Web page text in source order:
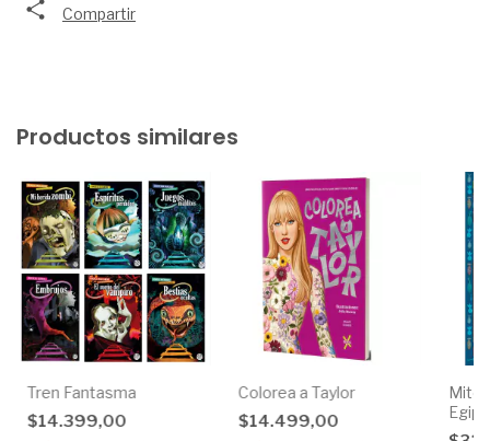
Compartir
Productos similares
Tren Fantasma
$14.399,00
Colorea a Taylor
$14.499,00